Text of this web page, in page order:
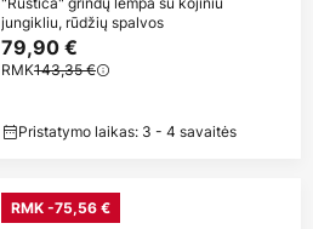
jungikliu, rūdžių spalvos
79,90 €
RMK143,35 €
Pristatymo laikas: 3 - 4 savaitės
RMK -75,56 €